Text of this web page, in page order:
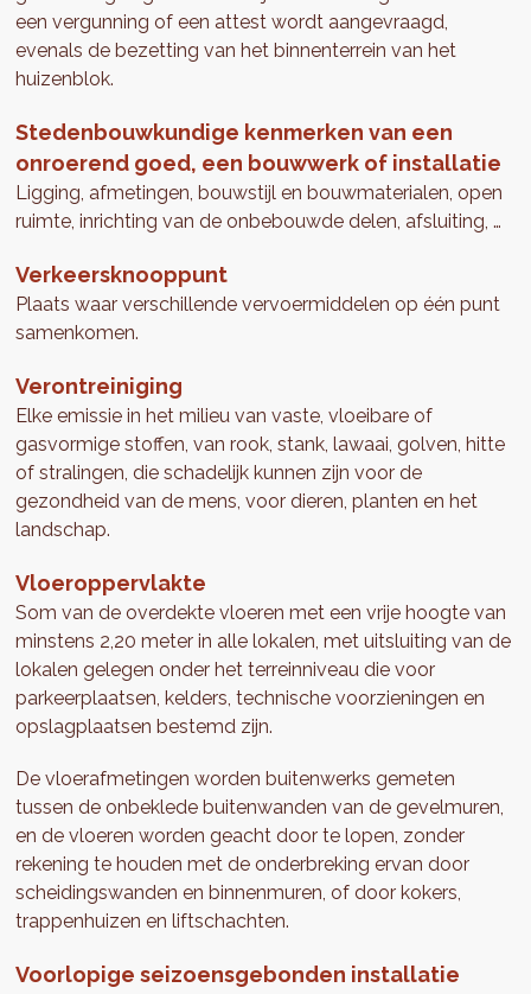
een vergunning of een attest wordt aangevraagd,
evenals de bezetting van het binnenterrein van het
huizenblok.
Stedenbouwkundige kenmerken van een
onroerend goed, een bouwwerk of installatie
Ligging, afmetingen, bouwstijl en bouwmaterialen, open
ruimte, inrichting van de onbebouwde delen, afsluiting, …
Verkeersknooppunt
Plaats waar verschillende vervoermiddelen op één punt
samenkomen.
Verontreiniging
Elke emissie in het milieu van vaste, vloeibare of
gasvormige stoffen, van rook, stank, lawaai, golven, hitte
of stralingen, die schadelijk kunnen zijn voor de
gezondheid van de mens, voor dieren, planten en het
landschap.
Vloeroppervlakte
Som van de overdekte vloeren met een vrije hoogte van
minstens 2,20 meter in alle lokalen, met uitsluiting van de
lokalen gelegen onder het terreinniveau die voor
parkeerplaatsen, kelders, technische voorzieningen en
opslagplaatsen bestemd zijn.
De vloerafmetingen worden buitenwerks gemeten
tussen de onbeklede buitenwanden van de gevelmuren,
en de vloeren worden geacht door te lopen, zonder
rekening te houden met de onderbreking ervan door
scheidingswanden en binnenmuren, of door kokers,
trappenhuizen en liftschachten.
Voorlopige seizoensgebonden installatie